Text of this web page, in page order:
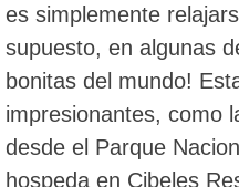
es simplemente
supuesto, en algunas
bonitas del mundo!
impresionantes, como
desde el Parque
hospeda en Cibeles